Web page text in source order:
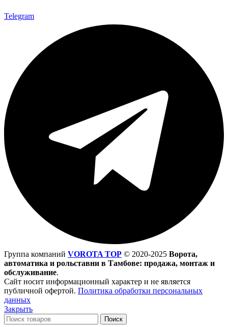
Telegram
Группа компаний VOROTA TOP © 2020-2025 Ворота,
автоматика и рольставни в Тамбове: продажа, монтаж и
обслуживание.
Сайт носит информационный характер и не является
публичной офертой. Политика обработки персональных
данных
Закрыть
Поиск